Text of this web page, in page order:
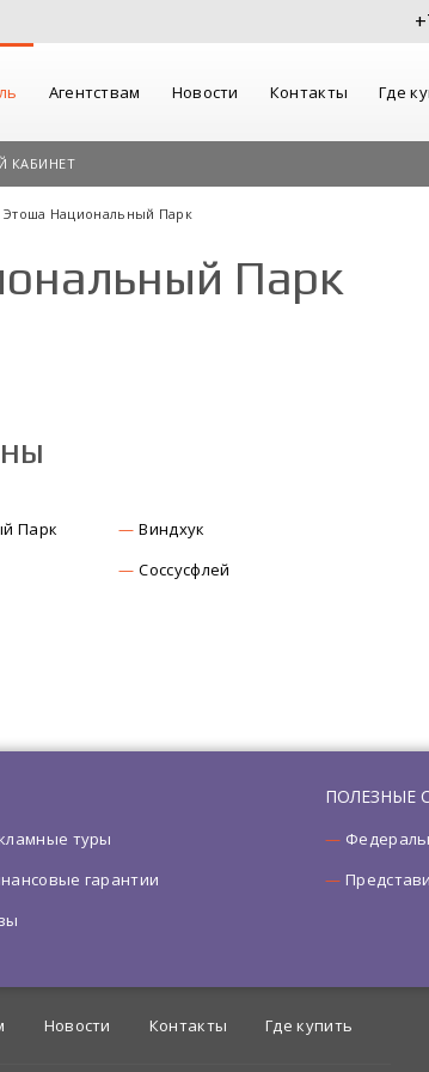
Агентствам Новости Контакты Где
КАБИНЕТ
Этоша Национальный Парк
Парк
Парк Виндхук
Соссусфлей
туры
гарантии
ПОЛЕЗНЫЕ
Новости Контакты Где купить